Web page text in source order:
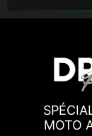
MOTO